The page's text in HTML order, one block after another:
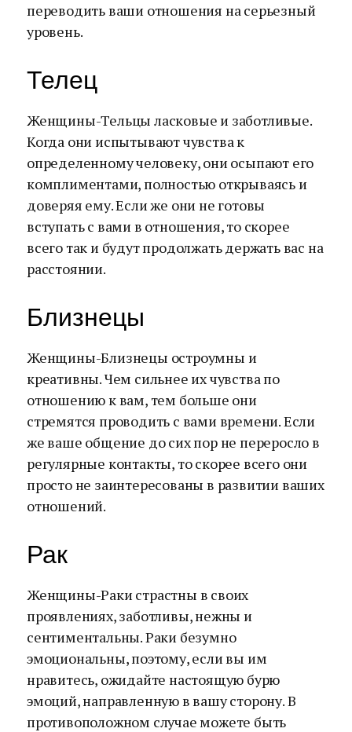
переводить ваши отношения на серьезный
уровень.
Телец
Женщины-Тельцы ласковые и заботливые.
Когда они испытывают чувства к
определенному человеку, они осыпают его
комплиментами, полностью открываясь и
доверяя ему. Если же они не готовы
вступать с вами в отношения, то скорее
всего так и будут продолжать держать вас на
расстоянии.
Близнецы
Женщины-Близнецы остроумны и
креативны. Чем сильнее их чувства по
отношению к вам, тем больше они
стремятся проводить с вами времени. Если
же ваше общение до сих пор не переросло в
регулярные контакты, то скорее всего они
просто не заинтересованы в развитии ваших
отношений.
Рак
Женщины-Раки страстны в своих
проявлениях, заботливы, нежны и
сентиментальны. Раки безумно
эмоциональны, поэтому, если вы им
нравитесь, ожидайте настоящую бурю
эмоций, направленную в вашу сторону. В
противоположном случае можете быть